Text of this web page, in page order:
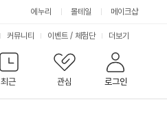
에누리 몰테일 메이크샵
최근
관심 로그인
커뮤니티 이벤트 / 체험단 서
비
스
더보기